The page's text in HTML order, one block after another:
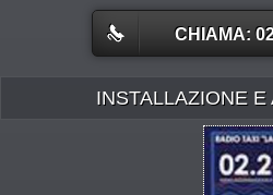
CHIAMA:
INSTALLAZIONE